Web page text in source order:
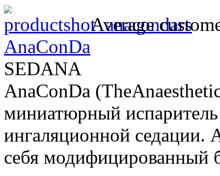
Average
AnaConDa
SEDANA
AnaConDa
миниатюрный
ингаляционной седации.
себя модифицированный